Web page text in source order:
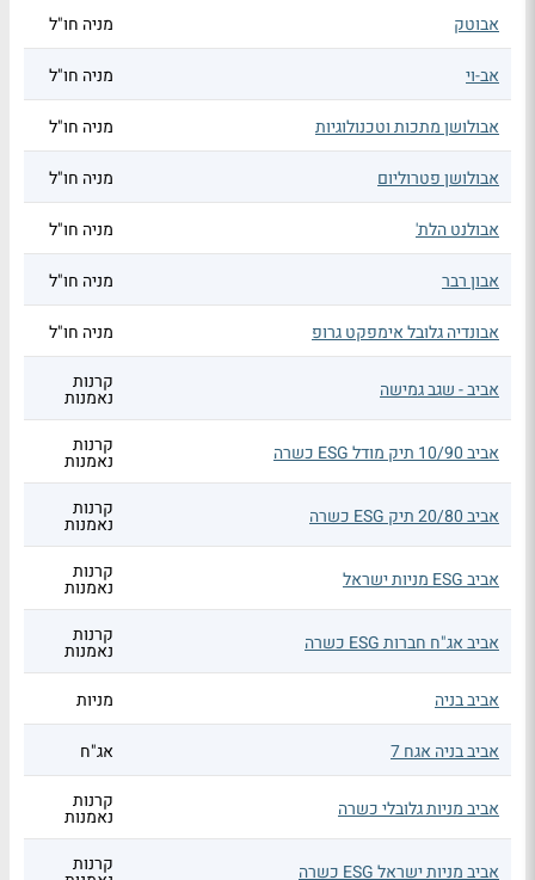
אבוטק מניה חו"ל
אב-וי מניה חו"ל
אבולושן מתכות וטכנולוגיות מניה חו"ל
אבולושן פטרוליום מניה חו"ל
אבולנט הלת' מניה חו"ל
אבון רבר מניה חו"ל
אבונדיה גלובל אימפקט גרופ מניה חו"ל
אביב - שגב גמישה קרנות
נאמנות
אביב 10/90 תיק מודל ESG כשרה קרנות
נאמנות
אביב 20/80 תיק ESG כשרה קרנות
נאמנות
אביב ESG מניות ישראל קרנות
נאמנות
אביב אג"ח חברות ESG כשרה קרנות
נאמנות
אביב בניה
מניות
אביב בניה אגח 7 אג"ח
אביב מניות גלובלי כשרה קרנות
נאמנות
אביב מניות ישראל ESG כשרה קרנות